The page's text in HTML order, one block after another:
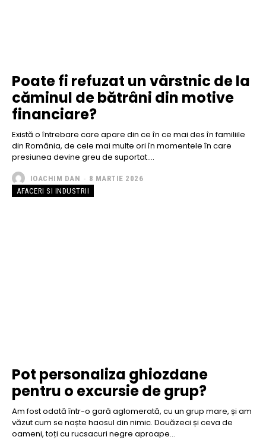
Poate fi refuzat un vârstnic de la
căminul de bătrâni din motive
financiare?
Există o întrebare care apare din ce în ce mai des în familiile
din România, de cele mai multe ori în momentele în care
presiunea devine greu de suportat....
IOACHIM DAN - 8 MARTIE 2026
AFACERI SI INDUSTRII
Pot personaliza ghiozdane
pentru o excursie de grup?
Am fost odată într-o gară aglomerată, cu un grup mare, și am
văzut cum se naște haosul din nimic. Douăzeci și ceva de
oameni, toți cu rucsacuri negre aproape...